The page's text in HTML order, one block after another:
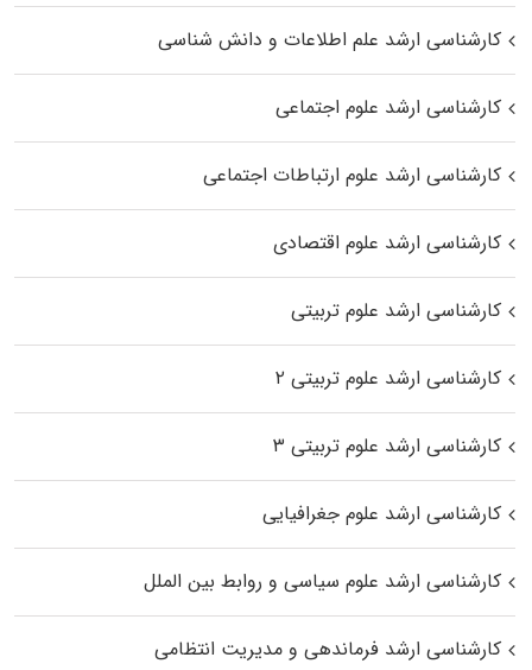
کارشناسی ارشد علم اطلاعات و دانش شناسی
کارشناسی ارشد علوم اجتماعی
کارشناسی ارشد علوم ارتباطات اجتماعی
کارشناسی ارشد علوم اقتصادی
کارشناسی ارشد علوم تربیتی
کارشناسی ارشد علوم تربیتی ۲
کارشناسی ارشد علوم تربیتی ۳
کارشناسی ارشد علوم جغرافیایی
کارشناسی ارشد علوم سیاسی و روابط بین الملل
کارشناسی ارشد فرماندهی و مدیریت انتظامی